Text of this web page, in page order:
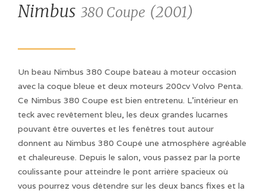
Nimbus 380 Coupe (2001)
Un beau Nimbus 380 Coupe bateau à moteur occasion
avec la coque bleue et deux moteurs 200cv Volvo Penta.
Ce Nimbus 380 Coupe est bien entretenu. L'intérieur en
teck avec revêtement bleu, les deux grandes lucarnes
pouvant être ouvertes et les fenêtres tout autour
donnent au Nimbus 380 Coupé une atmosphère agréable
et chaleureuse. Depuis le salon, vous passez par la porte
coulissante pour atteindre le pont arrière spacieux où
vous pourrez vous détendre sur les deux bancs fixes et la